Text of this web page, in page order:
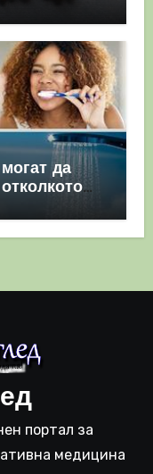
да
портал за
медицина